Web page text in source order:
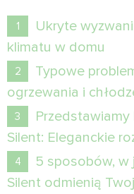
Ukryte
klimatu w domu
Typowe
ogrzewania i
Silent: Eleganckie
5 sposobów, w
Silent odmienią